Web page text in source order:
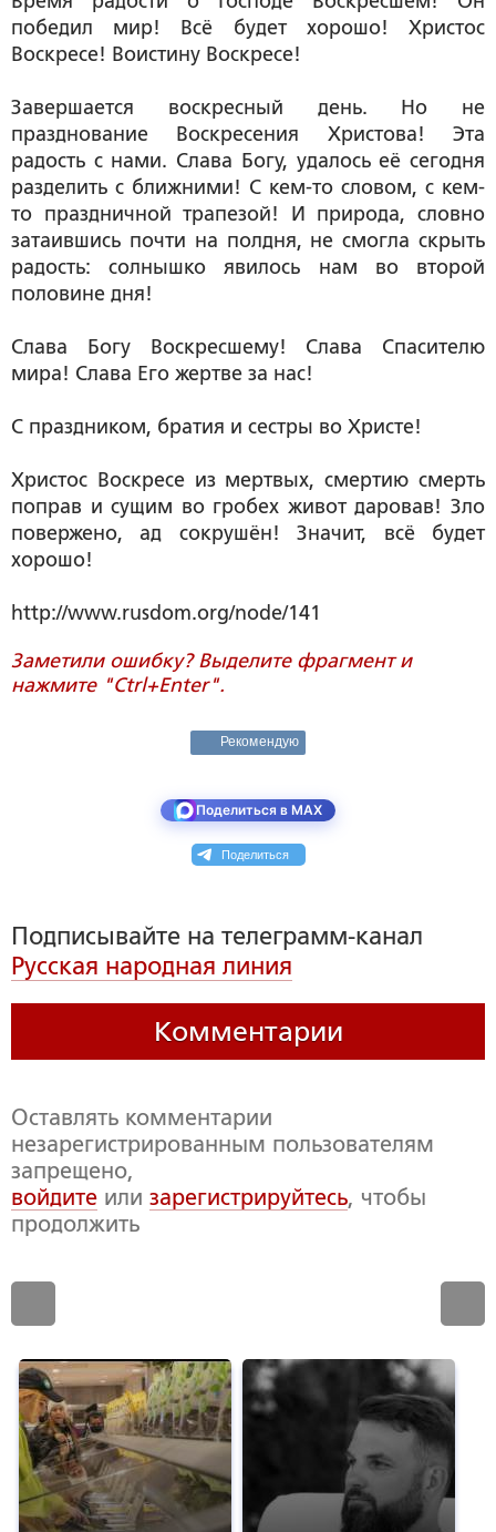
победил мир! Всё будет хорошо! Христос
Воскресе! Воистину Воскресе!
Завершается воскресный день. Но не
празднование Воскресения Христова! Эта
радость с нами. Слава Богу, удалось её сегодня
разделить с ближними! С кем-то словом, с кем-
то праздничной трапезой! И природа, словно
затаившись почти на полдня, не смогла скрыть
радость: солнышко явилось нам во второй
половине дня!
Слава Богу Воскресшему! Слава Спасителю
мира! Слава Его жертве за нас!
С праздником, братия и сестры во Христе!
Христос Воскресе из мертвых, смертию смерть
поправ и сущим во гробех живот даровав! Зло
повержено, ад сокрушён! Значит, всё будет
хорошо!
http://www.rusdom.org/node/141
Заметили ошибку? Выделите фрагмент и
нажмите "Ctrl+Enter".
Рекомендую
Поделиться в MAX
Поделиться
Подписывайте на телеграмм-канал
Русская народная линия
Комментарии
Оставлять комментарии
незарегистрированным пользователям
запрещено,
войдите или зарегистрируйтесь, чтобы
продолжить